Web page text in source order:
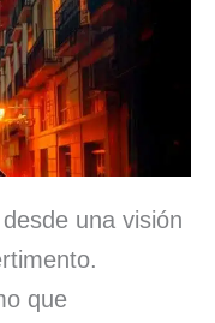
una visión
que